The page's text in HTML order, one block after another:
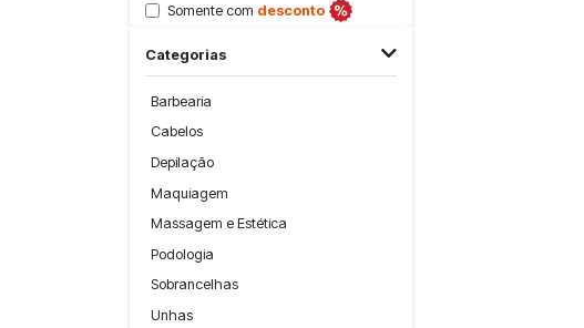
Somente com desconto
Categorias
Barbearia
Cabelos
Depilação
Maquiagem
Massagem e Estética
Podologia
Sobrancelhas
Unhas